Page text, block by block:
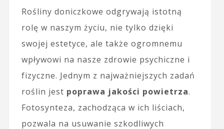
Rośliny doniczkowe odgrywają istotną
rolę w naszym życiu, nie tylko dzięki
swojej estetyce, ale także ogromnemu
wpływowi na nasze zdrowie psychiczne i
fizyczne. Jednym z najważniejszych zadań
roślin jest poprawa jakości powietrza.
Fotosynteza, zachodząca w ich liściach,
pozwala na usuwanie szkodliwych